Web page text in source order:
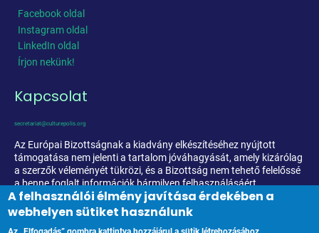
Facebook oldal
Instagram oldal
LinkedIn oldal
Írjon nekünk!
Kapcsolat
secretariat@culturepolis.org
Az Európai Bizottságnak a kiadvány elkészítéséhez nyújtott
támogatása nem jelenti a tartalom jóváhagyását, amely kizárólag
a szerzők véleményét tükrözi, és a Bizottság nem tehető felelőssé
a benne foglalt információk bármilyen felhasználásáért.
A felhasználói élmény javítása érdekében a
webhelyen sütiket használunk